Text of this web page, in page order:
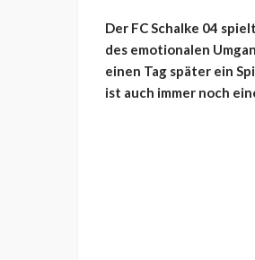
Der FC Schalke 04
des emotionalen
einen Tag später ein
ist auch immer noch